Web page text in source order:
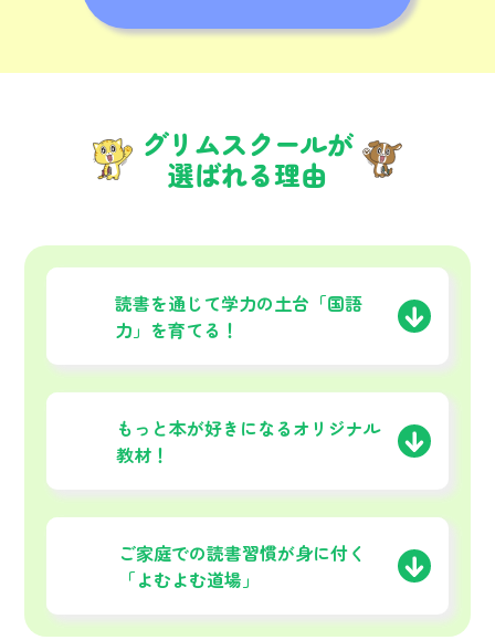
グリムスクールが
選ばれる理由
読書を通じて学力の土台 「国語
力」を育てる！
もっと本が好きになるオリジナル
教材！
ご家庭での読書習慣が身に付く
「よむよむ道場」